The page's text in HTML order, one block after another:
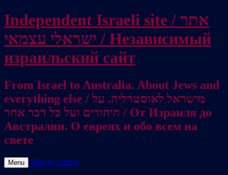
Independent Israeli site / אתר
ישראלי עצמאי / Независимый
израильский сайт
From Israel to Australia. About Jews and
everything else / מישראל לאוסטרליה. על
היהודים ועל כל דבר אחר / От Израиля до
Австралии. О евреях и обо всем на
свете
Menu Skip to content